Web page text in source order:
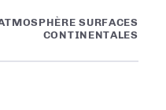
SURFACES
CONTINENTALES